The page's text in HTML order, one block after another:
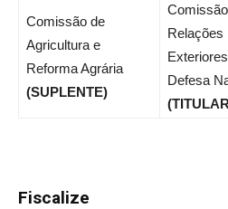
Comissão de
Agricultura e
Reforma Agrária
(SUPLENTE)
Relações
Defesa
Fiscalize